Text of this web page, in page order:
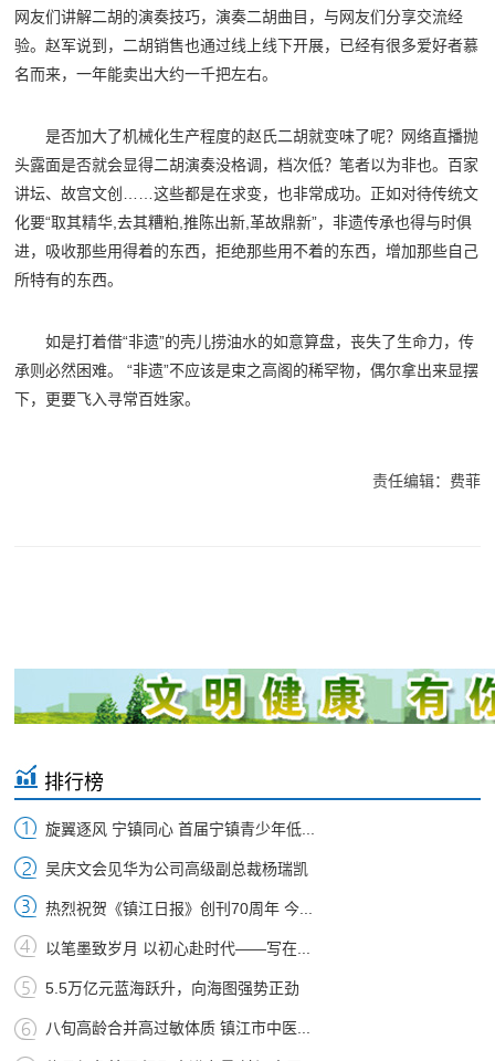
网友们讲解二胡的演奏技巧，演奏二胡曲目，与网友们分享交流经
验。赵军说到，二胡销售也通过线上线下开展，已经有很多爱好者慕
名而来，一年能卖出大约一千把左右。
是否加大了机械化生产程度的赵氏二胡就变味了呢？网络直播抛
头露面是否就会显得二胡演奏没格调，档次低？笔者以为非也。百家
讲坛、故宫文创……这些都是在求变，也非常成功。正如对待传统文
化要“取其精华,去其糟粕,推陈出新,革故鼎新”，非遗传承也得与时俱
进，吸收那些用得着的东西，拒绝那些用不着的东西，增加那些自己
所特有的东西。
如是打着借“非遗”的壳儿捞油水的如意算盘，丧失了生命力，传
承则必然困难。 “非遗”不应该是束之高阁的稀罕物，偶尔拿出来显摆
下，更要飞入寻常百姓家。
责任编辑：费菲
排行榜
旋翼逐风 宁镇同心 首届宁镇青少年低...
吴庆文会见华为公司高级副总裁杨瑞凯
热烈祝贺《镇江日报》创刊70周年 今...
以笔墨致岁月 以初心赴时代——写在...
5.5万亿元蓝海跃升，向海图强势正劲
八旬高龄合并高过敏体质 镇江市中医...